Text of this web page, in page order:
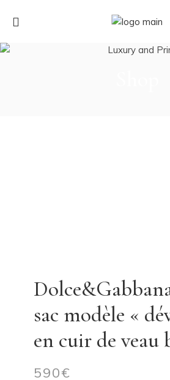
sac modèle «
en cuir de veau
590€